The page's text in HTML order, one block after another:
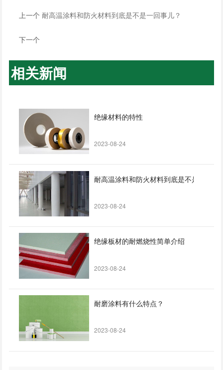
上一个 耐高温涂料和防火材料到底是不是一回事儿？
下一个
相关新闻
绝缘材料的特性
2023-08-24
耐高温涂料和防火材料到底是不是一回事
2023-08-24
绝缘板材的耐燃烧性简单介绍
2023-08-24
耐磨涂料有什么特点？
2023-08-24